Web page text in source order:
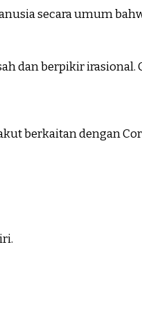
secara umum
dan berpikir
berkaitan dengan